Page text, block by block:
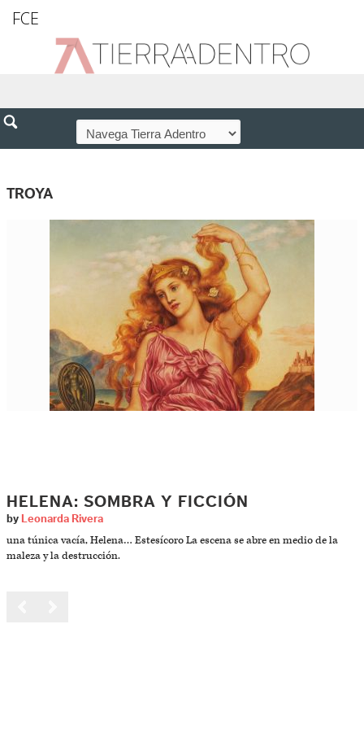
FCE
TROYA
HELENA: SOMBRA Y FICCIÓN
by Leonarda Rivera
una túnica vacía, Helena… Estesícoro La escena se abre en medio de la
maleza y la destrucción.